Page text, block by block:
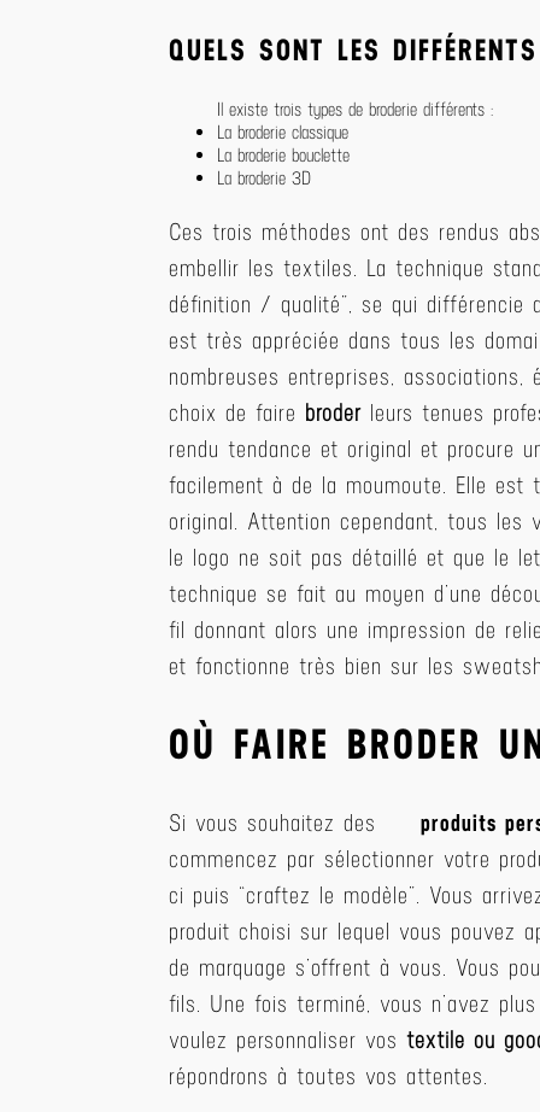
QUELS SONT LES
Il existe trois types de broderie différents :
La broderie classique
La broderie bouclette
La broderie 3D
Ces trois méthodes ont des rendus
embellir les textiles. La technique
définition / qualité”, se qui différencie
est très appréciée dans tous les
nombreuses entreprises,
choix de faire broder leurs tenues
rendu tendance et original et procure
facilement à de la moumoute. Elle est
original. Attention cependant, tous
le logo ne soit pas détaillé et que le
technique se fait au moyen d’une
fil donnant alors une impression de
et fonctionne très bien sur les
OÙ FAIRE BRODER
Si vous souhaitez des
produits
commencez par sélectionner votre
ci puis “craftez le modèle”. Vous
produit choisi sur lequel vous pouvez
de marquage s’offrent à vous. Vous
fils. Une fois terminé, vous n’avez
voulez personnaliser vos textile ou
répondrons à toutes vos attentes.